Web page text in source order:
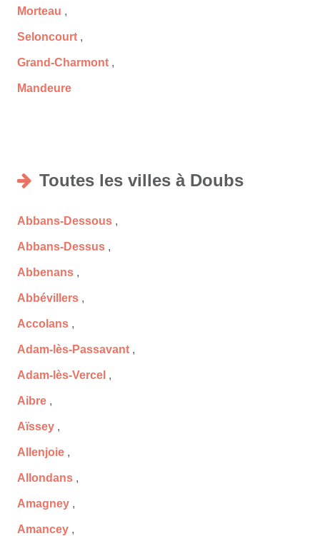
Morteau ,
Seloncourt ,
Grand-Charmont ,
Mandeure
Toutes les villes à Doubs
Abbans-Dessous ,
Abbans-Dessus ,
Abbenans ,
Abbévillers ,
Accolans ,
Adam-lès-Passavant ,
Adam-lès-Vercel ,
Aibre ,
Aïssey ,
Allenjoie ,
Allondans ,
Amagney ,
Amancey ,